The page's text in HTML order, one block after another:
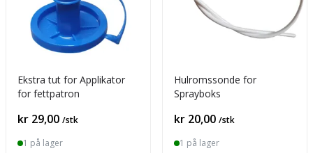
Ekstra tut for Applikator
for fettpatron
Pris
kr 29,00 /stk
1 på lager
Hulromssonde for
Sprayboks
Pris
kr 20,00 /stk
1 på lager